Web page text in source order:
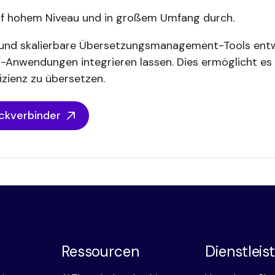
Niveau und in großem Umfang durch.
skalierbare Übersetzungsmanagement-Tools
integrieren lassen. Dies ermöglicht
zu übersetzen.
Ressourcen